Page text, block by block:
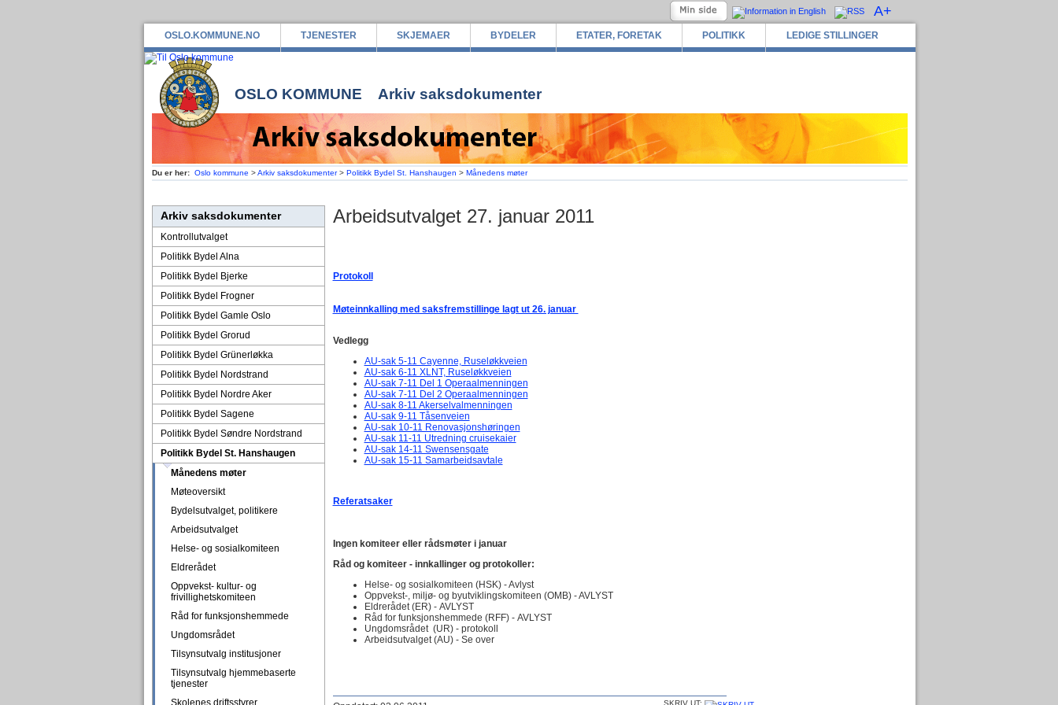
OSLO.KOMMUNE.NO TJENESTER SKJEMAER BYDELER ETATER, FORETAK POLITIKK LEDIGE STILLINGER
A+
OSLO KOMMUNE Arkiv saksdokumenter
Du er her: Oslo kommune >Arkiv saksdokumenter> Politikk Bydel St. Hanshaugen > Månedens møter
Arkiv saksdokumenter
Kontrollutvalget
Politikk Bydel Alna
Politikk Bydel Bjerke
Politikk Bydel Frogner
Politikk Bydel Gamle Oslo
Politikk Bydel Grorud
Politikk Bydel Grünerløkka
Politikk Bydel Nordstrand
Politikk Bydel Nordre Aker
Politikk Bydel Sagene
Politikk Bydel Søndre Nordstrand
Politikk Bydel St. Hanshaugen
Månedens møter
Møteoversikt
Bydelsutvalget, politikere
Arbeidsutvalget
Helse- og sosialkomiteen
Eldrerådet
Oppvekst- kultur- og
frivillighetskomiteen
Råd for funksjonshemmede
Ungdomsrådet
Tilsynsutvalg institusjoner
Tilsynsutvalg hjemmebaserte
tjenester
Skolenes driftsstyrer
Arbeidsutvalget 27. januar 2011
Protokoll
Møteinnkalling med saksfremstillinge lagt ut 26. januar
Vedlegg
AU-sak 5-11 Cayenne, Ruseløkkveien
AU-sak 6-11 XLNT, Ruseløkkveien
AU-sak 7-11 Del 1 Operaalmenningen
AU-sak 7-11 Del 2 Operaalmenningen
AU-sak 8-11 Akerselvalmenningen
AU-sak 9-11 Tåsenveien
AU-sak 10-11 Renovasjonshøringen
AU-sak 11-11 Utredning cruisekaier
AU-sak 14-11 Swensensgate
AU-sak 15-11 Samarbeidsavtale
Referatsaker
Ingen komiteer eller rådsmøter i januar
Råd og komiteer - innkallinger og protokoller:
Helse- og sosialkomiteen (HSK) - Avlyst
Oppvekst-, miljø- og byutviklingskomiteen (OMB) - AVLYST
Eldrerådet (ER) - AVLYST
Råd for funksjonshemmede (RFF) - AVLYST
Ungdomsrådet (UR) - protokoll
Arbeidsutvalget (AU) - Se over
SKRIV UT: